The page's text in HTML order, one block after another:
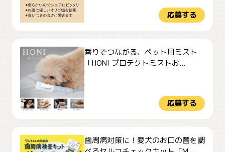
応募する
香りでつながる、ペット用ミスト
「HONI プロテクトミストお...
応募する
歯周病対策に！愛犬のお口の菌を調